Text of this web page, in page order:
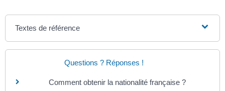
Textes de référence
Questions ? Réponses !
Comment obtenir la nationalité française ?